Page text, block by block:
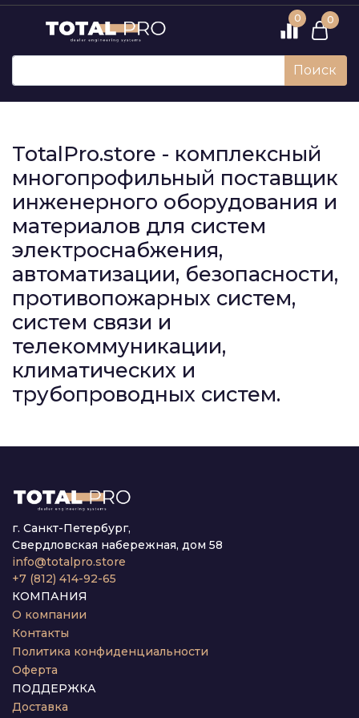
0 0
Поиск
TotalPro.store - комплексный
многопрофильный поставщик
инженерного оборудования и
материалов для систем
электроснабжения,
автоматизации, безопасности,
противопожарных систем,
систем связи и
телекоммуникации,
климатических и
трубопроводных систем.
г. Санкт-Петербург,
Свердловская набережная, дом 58
info@totalpro.store
+7 (812) 414-92-65
КОМПАНИЯ
О компании
Контакты
Политика конфиденциальности
Оферта
ПОДДЕРЖКА
Доставка